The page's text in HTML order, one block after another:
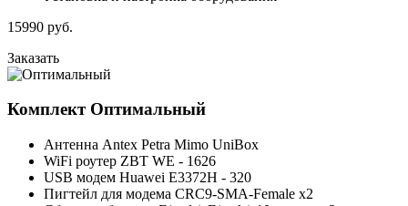
15990 руб.
Заказать
Комплект Оптимальный
Антенна Antex Petra Mimo UniBox
WiFi роутер ZBT WE - 1626
USB модем Huawei E3372H - 320
Пигтейл для модема CRC9-SMA-Female x2